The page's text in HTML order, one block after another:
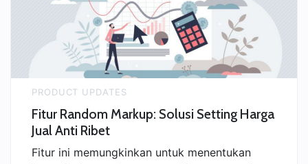
Foto
Produk”
PRODUCT UPDATES
Fitur Random Markup: Solusi Setting Harga
Jual Anti Ribet
Fitur ini memungkinkan untuk menentukan